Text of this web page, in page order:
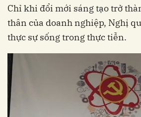
Chỉ khi đổi mới sáng tạo trở
thân của doanh nghiệp, Nghị
thực sự sống trong thực tiễn.